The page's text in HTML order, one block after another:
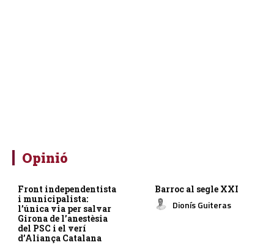
Opinió
Front independentista
i municipalista:
l’única via per salvar
Girona de l’anestèsia
del PSC i el verí
d’Aliança Catalana
Barroc al segle XXI
Dionís Guiteras